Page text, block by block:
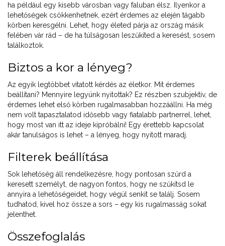
ha például egy kisebb városban vagy faluban élsz. Ilyenkor a
lehetőségek csökkenhetnek, ezért érdemes az elején tágabb
körben keresgélni. Lehet, hogy életed párja az ország másik
felében vár rád – de ha túlságosan leszűkíted a keresést, sosem
találkoztok.
Biztos a kor a lényeg?
Az egyik legtöbbet vitatott kérdés az életkor. Mit érdemes
beállítani? Mennyire legyünk nyitottak? Ez részben szubjektív, de
érdemes lehet első körben rugalmasabban hozzáállni. Ha még
nem volt tapasztalatod idősebb vagy fiatalabb partnerrel, lehet,
hogy most van itt az ideje kipróbálni! Egy érettebb kapcsolat
akár tanulságos is lehet – a lényeg, hogy nyitott maradj.
Filterek beállítása
Sok lehetőség áll rendelkezésre, hogy pontosan szűrd a
keresett személyt, de nagyon fontos, hogy ne szűkítsd le
annyira a lehetőségeidet, hogy végül senkit se találj. Sosem
tudhatod, kivel hoz össze a sors – egy kis rugalmasság sokat
jelenthet.
Összefoglalás